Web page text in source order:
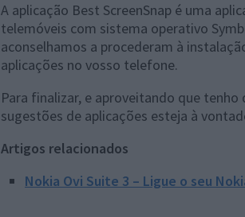
A aplicação Best ScreenSnap é uma
telemóveis com sistema operativo
aconselhamos a procederam à
aplicações no vosso telefone.
Para finalizar, e aproveitando que
sugestões de aplicações esteja à
Artigos relacionados
Nokia Ovi Suite 3 – Ligue o seu